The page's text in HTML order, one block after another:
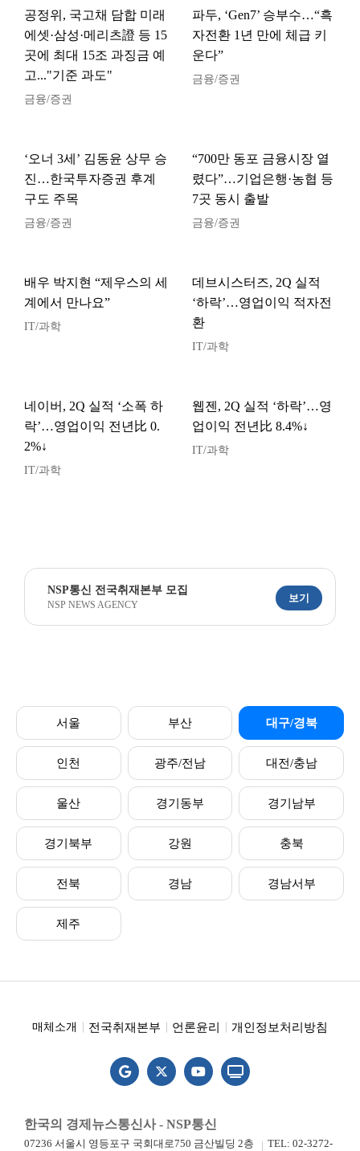
공정위, 국고채 담합 미래
에셋·삼성·메리츠證 등 15
곳에 최대 15조 과징금 예
고..."기준 과도"
금융/증권
파두, ‘Gen7’ 승부수…“흑
자전환 1년 만에 체급 키
운다”
금융/증권
‘오너 3세’ 김동윤 상무 승
진…한국투자증권 후계
구도 주목
금융/증권
“700만 동포 금융시장 열
렸다”…기업은행·농협 등
7곳 동시 출발
금융/증권
배우 박지현 “제우스의 세
계에서 만나요”
IT/과학
데브시스터즈, 2Q 실적
‘하락’…영업이익 적자전
환
IT/과학
네이버, 2Q 실적 ‘소폭 하
락’…영업이익 전년比 0.
2%↓
IT/과학
웹젠, 2Q 실적 ‘하락’…영
업이익 전년比 8.4%↓
IT/과학
NSP통신 전국취재본부 모집
NSP NEWS AGENCY
보기
서울 부산 대구/경북
인천 광주/전남 대전/충남
울산 경기동부 경기남부
경기북부 강원 충북
전북 경남 경남서부
제주
매체소개 전국취재본부 언론윤리 개인정보처리방침
한국의 경제뉴스통신사 - NSP통신
07236 서울시 영등포구 국회대로750 금산빌딩 2층 TEL: 02-3272-